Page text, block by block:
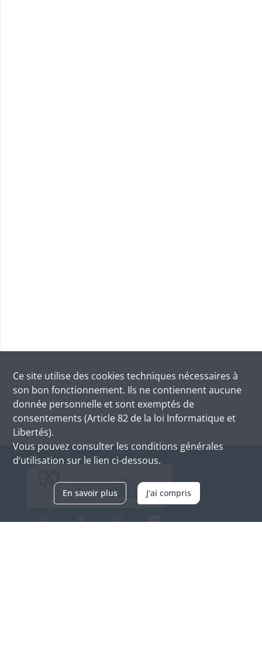
Ce site utilise des cookies techniques nécessaires à
son bon fonctionnement. Ils ne contiennent aucune
donnée personnelle et sont exemptés de
consentements (Article 82 de la loi Informatique et
Libertés).
Vous pouvez consulter les conditions générales
d’utilisation sur le lien ci-dessous.
En savoir plus J'ai compris